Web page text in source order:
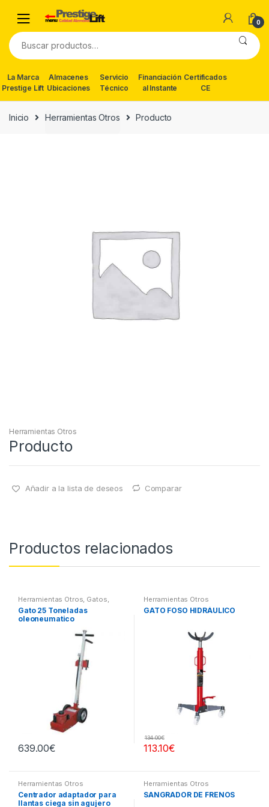
navigation
content
0
Buscar
por:
La Marca
Prestige Lift
Almacenes
Ubicaciones
Servicio
Técnico
Financiación
al Instante
Certificados
CE
Inicio Herramientas Otros Producto
Herramientas Otros
Producto
Añadir a la lista de deseos Comparar
Productos relacionados
Herramientas Otros, Gatos,
Soportes y Hidraulica
Gato 25 Toneladas
oleoneumatico
639.00€
Herramientas Otros
GATO FOSO HIDRÁULICO
113.10€
134.00€
Herramientas Otros
Centrador adaptador para
llantas ciega sin agujero
Herramientas Otros
SANGRADOR DE FRENOS